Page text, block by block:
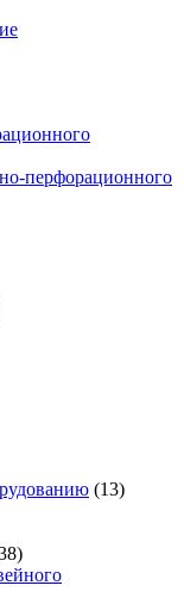
перфорационного
(13)